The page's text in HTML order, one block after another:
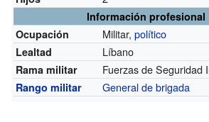
Información profesional
Ocupación
Militar,político
Lealtad Líbano
Rama militar Fuerzas de Seguridad
Rango militar General de brigada